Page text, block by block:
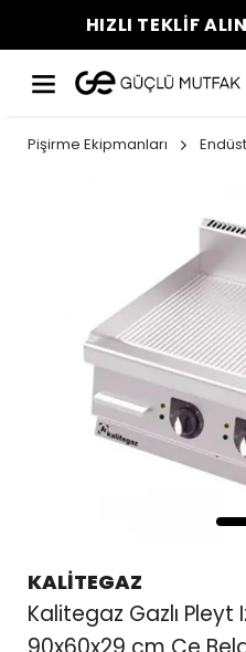
HIZLI TEKLİF
Pişirme Ekipmanları
KALİTEGAZ
Kalitegaz Gazlı Pleyt